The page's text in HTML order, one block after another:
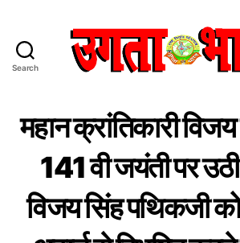
Search
ता
भा
त
हिं
C
a
महान क्रांतिकारी
141 वी जयंती पर
विजय सिंह पथिकजी